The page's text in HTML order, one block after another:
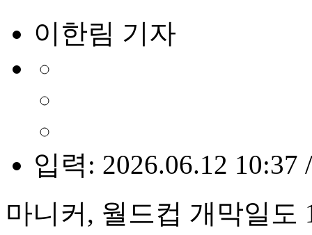
이한림 기자
입력: 2026.06.12 10:37
마니커, 월드컵 개막일도